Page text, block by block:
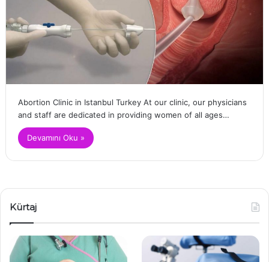
Abortion Clinic in Istanbul Turkey At our clinic, our physicians
and staff are dedicated in providing women of all ages…
Devamını Oku »
Kürtaj